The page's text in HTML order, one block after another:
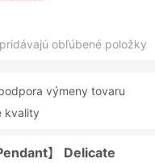
obľúbené položky
výmeny tovaru
kvality
】 Delicate